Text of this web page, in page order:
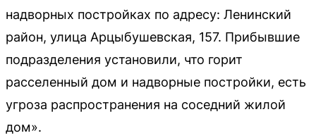
надворных постройках по адресу: Ленинский
район, улица Арцыбушевская, 157. Прибывшие
подразделения установили, что горит
расселенный дом и надворные постройки, есть
угроза распространения на соседний жилой
дом».